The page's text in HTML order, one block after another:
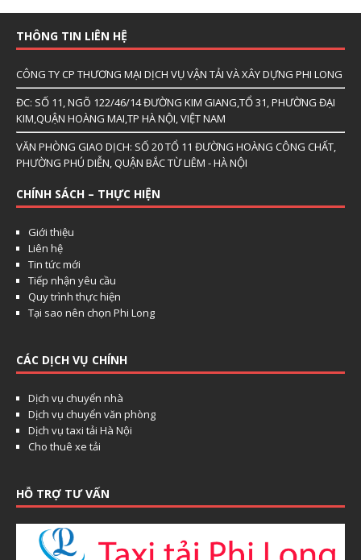
THÔNG TIN LIÊN HỆ
CÔNG TY CP THƯƠNG MẠI DỊCH VỤ VẬN TẢI VÀ XÂY DỰNG PHI LONG
ĐC: SỐ 11, NGÕ 122/46/14 ĐƯỜNG KIM GIANG,TỔ 31, PHƯỜNG ĐẠI
KIM,QUẬN HOÀNG MAI,TP HÀ NỘI, VIỆT NAM
VĂN PHÒNG GIAO DỊCH: SỐ 20 TỔ 11 ĐƯỜNG HOÀNG CÔNG CHẤT,
PHƯỜNG PHÚ DIỄN, QUẬN BẮC TỪ LIÊM - HÀ NỘI
CHÍNH SÁCH – THỰC HIỆN
Giới thiệu
Liên hệ
Tin tức mới
Tiếp nhận yêu cầu
Quy trình thực hiện
Tại sao nên chọn Phi Long
CÁC DỊCH VỤ CHÍNH
Dịch vụ chuyển nhà
Dịch vụ chuyển văn phòng
Dịch vụ taxi tải Hà Nội
Cho thuê xe tải
HỖ TRỢ TƯ VẤN